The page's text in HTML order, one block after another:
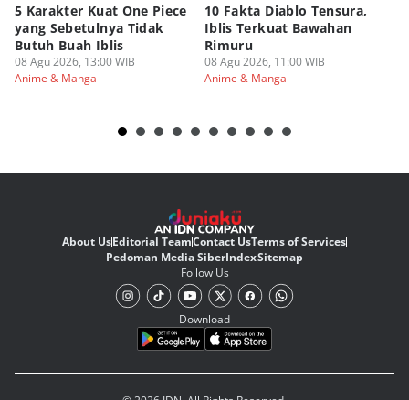
5 Karakter Kuat One Piece
yang Sebetulnya Tidak
Butuh Buah Iblis
08 Agu 2026, 13:00 WIB
Anime & Manga
10 Fakta Diablo Tensura,
Iblis Terkuat Bawahan
Rimuru
08 Agu 2026, 11:00 WIB
Anime & Manga
About UsEditorial TeamContact UsTerms of Services
Pedoman Media SiberIndexSitemap
Follow Us
Download